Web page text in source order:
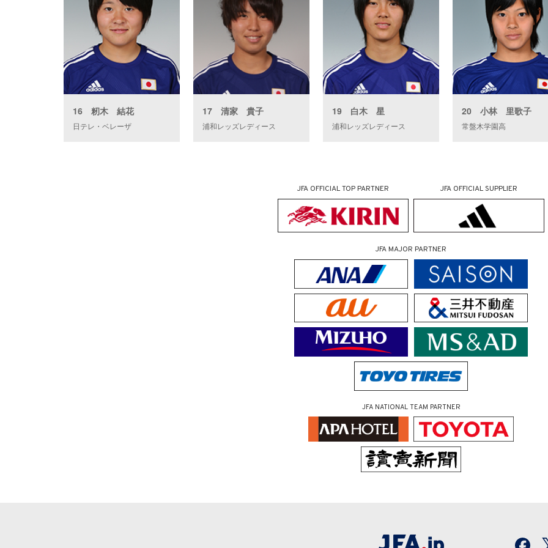
16 籾木 結花
日テレ・ベレーザ
17 清家 貴子
浦和レッズレディース
19 白木 星
浦和レッズレディース
20 小林 里歌子
常盤木学園高
JFA OFFICIALTOP PARTNER JFA OFFICIALSUPPLIER
JFA MAJOR PARTNER
JFA NATIONAL TEAM PARTNER